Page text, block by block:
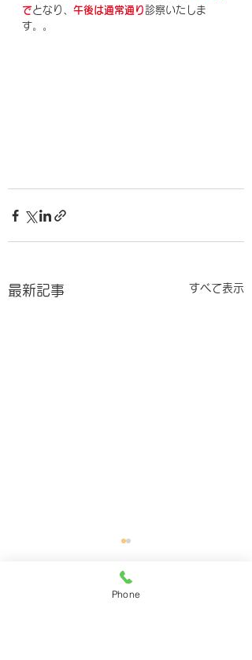
でとなり、 午後は通常通り診察いたしま
す。。
最新記事 すべて表示
Phone